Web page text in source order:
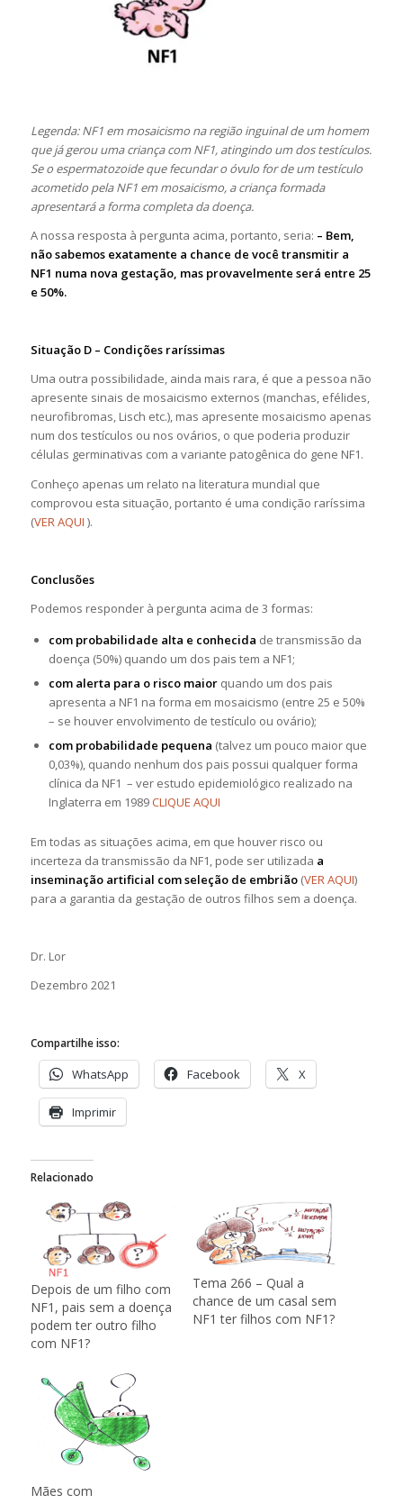
Legenda: NF1 em mosaicismo na região inguinal de um homem
que já gerou uma criança com NF1, atingindo um dos testículos.
Se o espermatozoide que fecundar o óvulo for de um testículo
acometido pela NF1 em mosaicismo, a criança formada
apresentará a forma completa da doença.
A nossa resposta à pergunta acima, portanto, seria: – Bem,
não sabemos exatamente a chance de você transmitir a
NF1 numa nova gestação, mas provavelmente será entre 25
e 50%.
Situação D – Condições raríssimas
Uma outra possibilidade, ainda mais rara, é que a pessoa não
apresente sinais de mosaicismo externos (manchas, efélides,
neurofibromas, Lisch etc.), mas apresente mosaicismo apenas
num dos testículos ou nos ovários, o que poderia produzir
células germinativas com a variante patogênica do gene NF1.
Conheço apenas um relato na literatura mundial que
comprovou esta situação, portanto é uma condição raríssima
(VER AQUI ).
Conclusões
Podemos responder à pergunta acima de 3 formas:
com probabilidade alta e conhecida de transmissão da
doença (50%) quando um dos pais tem a NF1;
com alerta para o risco maior quando um dos pais
apresenta a NF1 na forma em mosaicismo (entre 25 e 50%
– se houver envolvimento de testículo ou ovário);
com probabilidade pequena (talvez um pouco maior que
0,03%), quando nenhum dos pais possui qualquer forma
clínica da NF1 – ver estudo epidemiológico realizado na
Inglaterra em 1989CLIQUE AQUI
Em todas as situações acima, em que houver risco ou
incerteza da transmissão da NF1, pode ser utilizada a
inseminação artificial com seleção de embrião(VER AQUI)
para a garantia da gestação de outros filhos sem a doença.
Dr. Lor
Dezembro 2021
Compartilhe isso:
WhatsApp Facebook X
Imprimir
Relacionado
Depois de um filho com
NF1, pais sem a doença
podem ter outro filho
com NF1?
Tema 266 – Qual a
chance de um casal sem
NF1 ter filhos com NF1?
Mães com